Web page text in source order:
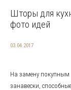
Шторы для
фото идей
03.04.2017
На замену
занавески,